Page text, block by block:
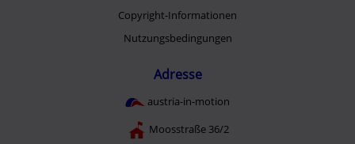
Copyright-Informationen
Nutzungsbedingungen
Adresse
austria-in-motion
Moosstraße 36/2